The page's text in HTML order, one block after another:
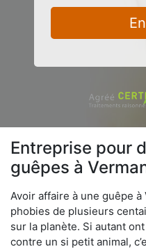
Entreprise pour
guêpes à
Avoir affaire à une guêpe
phobies de plusieurs
sur la planète. Si autant
contre un si petit animal,